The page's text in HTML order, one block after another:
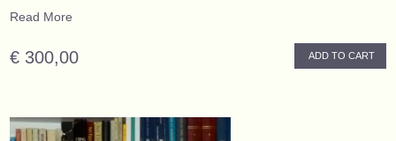
Read More
€ 300,00 ADD TO CART